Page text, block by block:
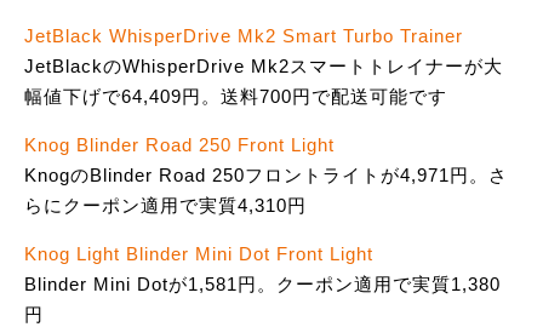
JetBlack WhisperDrive Mk2 Smart Turbo Trainer
JetBlackのWhisperDrive Mk2スマートトレイナーが大
幅値下げで64,409円。送料700円で配送可能です
Knog Blinder Road 250 Front Light
KnogのBlinder Road 250フロントライトが4,971円。さ
らにクーポン適用で実質4,310円
Knog Light Blinder Mini Dot Front Light
Blinder Mini Dotが1,581円。クーポン適用で実質1,380
円